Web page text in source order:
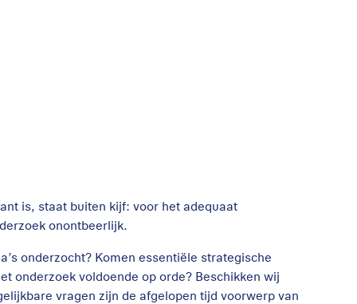
is, staat buiten kijf: voor het adequaat
onontbeerlijk.
onderzocht? Komen essentiële strategische
onderzoek voldoende op orde? Beschikken wij
vragen zijn de afgelopen tijd voorwerp van